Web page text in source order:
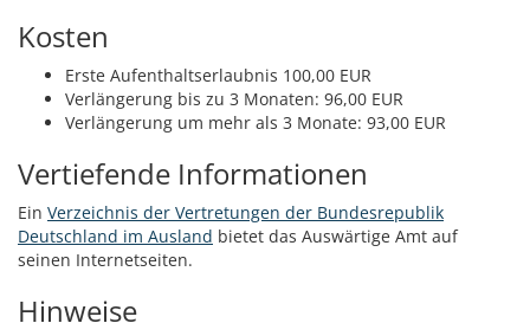
Kosten
Erste Aufenthaltserlaubnis 100,00 EUR
Verlängerung bis zu 3 Monaten: 96,00 EUR
Verlängerung um mehr als 3 Monate: 93,00 EUR
Vertiefende Informationen
Ein Verzeichnis der Vertretungen der Bundesrepublik
Deutschland im Ausland bietet das Auswärtige Amt auf
seinen Internetseiten.
Hinweise